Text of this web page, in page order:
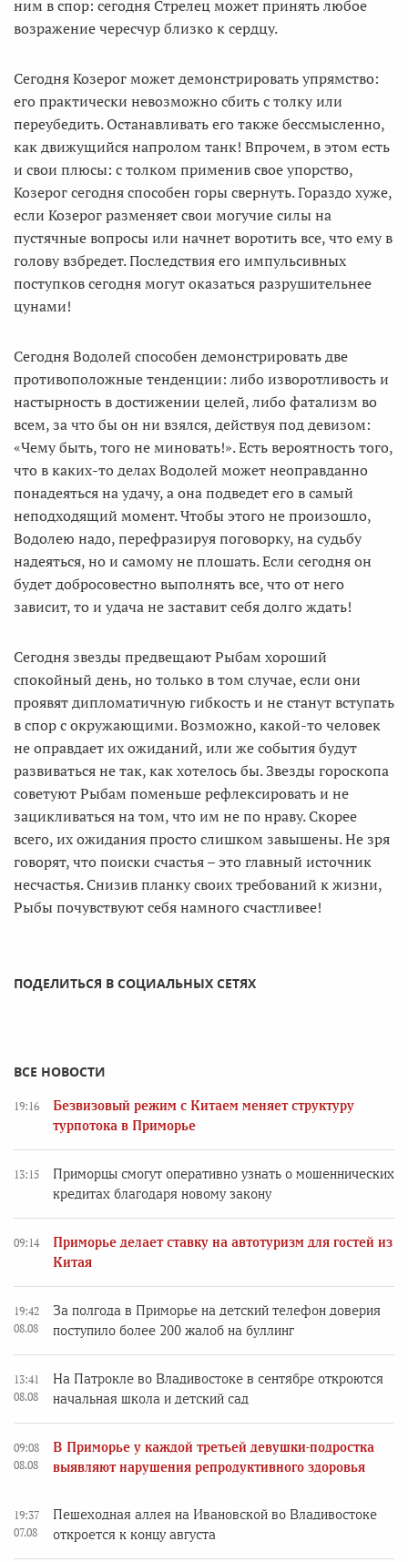
ним в спор: сегодня Стрелец может принять любое
возражение чересчур близко к сердцу.
Сегодня Козерог может демонстрировать упрямство:
его практически невозможно сбить с толку или
переубедить. Останавливать его также бессмысленно,
как движущийся напролом танк! Впрочем, в этом есть
и свои плюсы: с толком применив свое упорство,
Козерог сегодня способен горы свернуть. Гораздо хуже,
если Козерог разменяет свои могучие силы на
пустячные вопросы или начнет воротить все, что ему в
голову взбредет. Последствия его импульсивных
поступков сегодня могут оказаться разрушительнее
цунами!
Сегодня Водолей способен демонстрировать две
противоположные тенденции: либо изворотливость и
настырность в достижении целей, либо фатализм во
всем, за что бы он ни взялся, действуя под девизом:
«Чему быть, того не миновать!». Есть вероятность того,
что в каких-то делах Водолей может неоправданно
понадеяться на удачу, а она подведет его в самый
неподходящий момент. Чтобы этого не произошло,
Водолею надо, перефразируя поговорку, на судьбу
надеяться, но и самому не плошать. Если сегодня он
будет добросовестно выполнять все, что от него
зависит, то и удача не заставит себя долго ждать!
Сегодня звезды предвещают Рыбам хороший
спокойный день, но только в том случае, если они
проявят дипломатичную гибкость и не станут вступать
в спор с окружающими. Возможно, какой-то человек
не оправдает их ожиданий, или же события будут
развиваться не так, как хотелось бы. Звезды гороскопа
советуют Рыбам поменьше рефлексировать и не
зацикливаться на том, что им не по нраву. Скорее
всего, их ожидания просто слишком завышены. Не зря
говорят, что поиски счастья – это главный источник
несчастья. Снизив планку своих требований к жизни,
Рыбы почувствуют себя намного счастливее!
ПОДЕЛИТЬСЯ В СОЦИАЛЬНЫХ СЕТЯХ
ВСЕ НОВОСТИ
19:16
Безвизовый режим с Китаем меняет структуру
турпотока в Приморье
13:15
Приморцы смогут оперативно узнать о мошеннических
кредитах благодаря новому закону
09:14
Приморье делает ставку на автотуризм для гостей из
Китая
19:42
08.08
За полгода в Приморье на детский телефон доверия
поступило более 200 жалоб на буллинг
13:41
08.08
На Патрокле во Владивостоке в сентябре откроются
начальная школа и детский сад
09:08
08.08
В Приморье у каждой третьей девушки-подростка
выявляют нарушения репродуктивного здоровья
19:37
07.08
Пешеходная аллея на Ивановской во Владивостоке
откроется к концу августа